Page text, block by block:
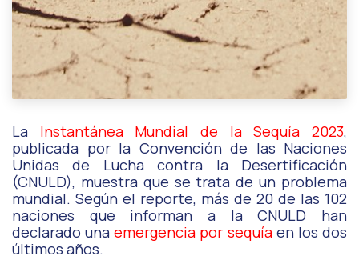
La Instantánea Mundial de la Sequía 2023,
publicada por la Convención de las Naciones
Unidas de Lucha contra la Desertificación
(CNULD), muestra que se trata de un problema
mundial. Según el reporte, más de 20 de las 102
naciones que informan a la CNULD han
declarado unaemergencia por sequíaen los dos
últimos años.